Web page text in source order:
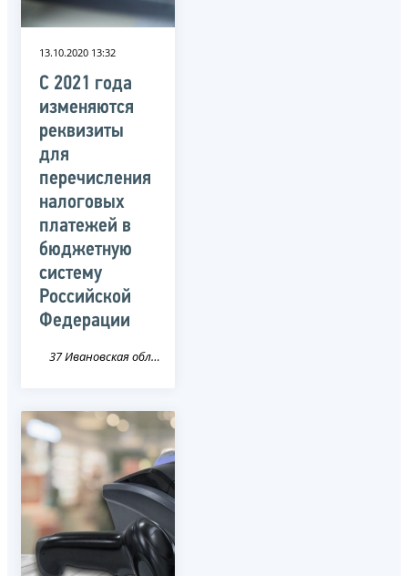
13.10.2020 13:32
С 2021 года
изменяются
реквизиты
для
перечисления
налоговых
платежей в
бюджетную
систему
Российской
Федерации
37 Ивановская область